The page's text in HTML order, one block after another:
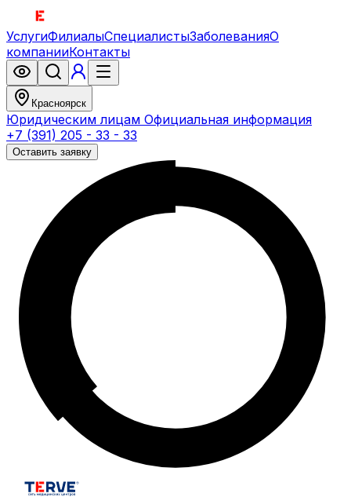
УслугиФилиалыСпециалистыЗаболеванияО
компанииКонтакты
Красноярск
Юридическим лицам Официальная информация
+7 (391) 205 - 33 - 33
Оставить заявку